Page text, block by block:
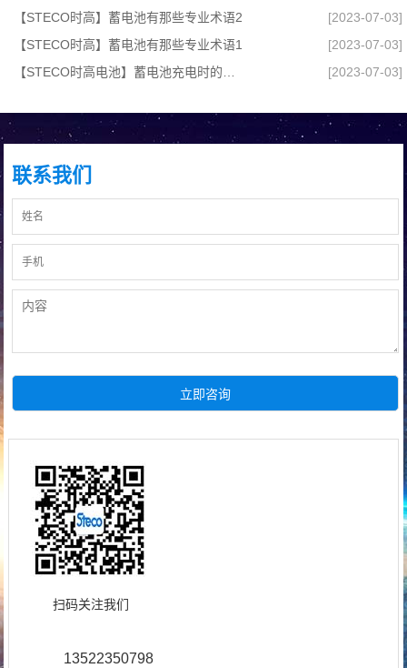
【STECO时高】蓄电池有那些专业术语2
[2023-07-03]
【STECO时高】蓄电池有那些专业术语1
[2023-07-03]
[2023-07-03]
联系我们
扫码关注我们
13522350798